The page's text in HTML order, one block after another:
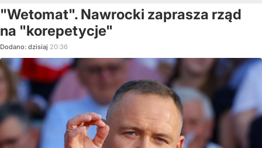
"Wetomat". Nawrocki zaprasza rząd
na "korepetycje"
Dodano: dzisiaj 20:36